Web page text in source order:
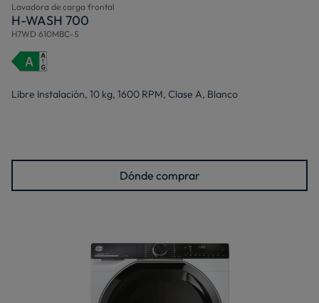
Lavadora de carga frontal
H-WASH 700
H7WD 610MBC-S
Libre Instalación, 10 kg, 1600 RPM, Clase A, Blanco
Dónde comprar